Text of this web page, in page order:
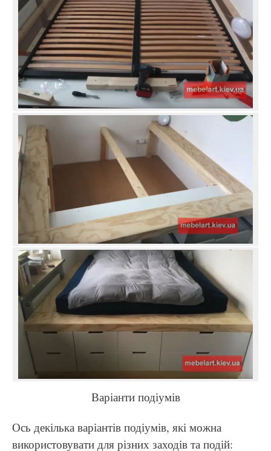
Варіанти подіумів
Ось декілька варіантів подіумів, які можна
використовувати для різних заходів та подій: